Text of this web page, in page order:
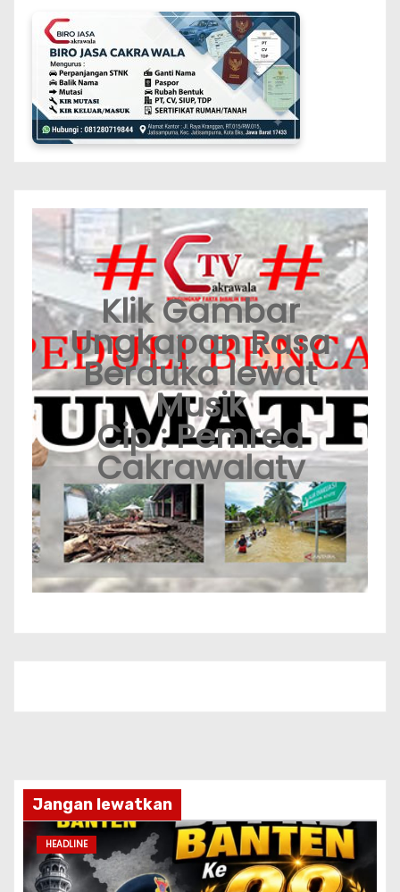
Klik Gambar
Ungkapan Rasa
Berduka lewat
Musik
Cip : Pemred
Cakrawalatv
Jangan lewatkan
HEADLINE